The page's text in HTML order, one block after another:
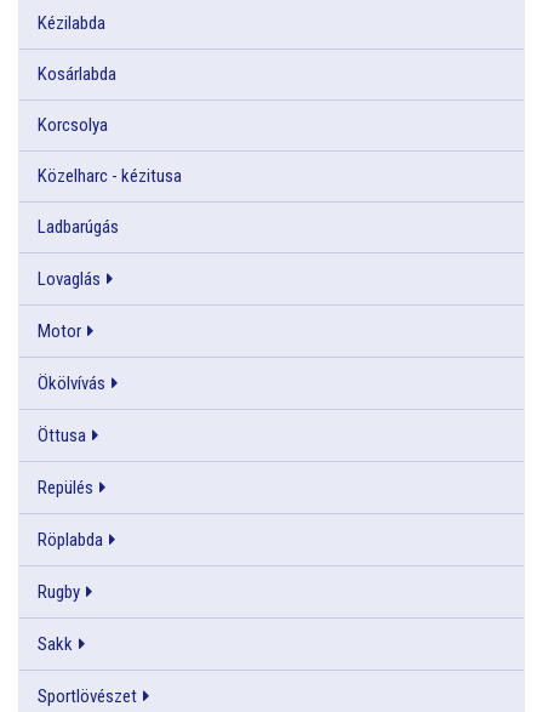
Kézilabda
Kosárlabda
Korcsolya
Közelharc - kézitusa
Ladbarúgás
Lovaglás
Motor
Ökölvívás
Öttusa
Repülés
Röplabda
Rugby
Sakk
Sportlövészet